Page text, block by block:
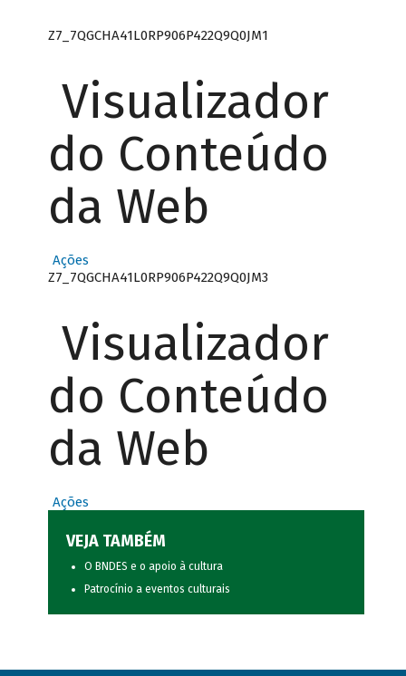
Z7_7QGCHA41L0RP906P422Q9Q0JM1
Visualizador
do Conteúdo
da Web
Ações
Z7_7QGCHA41L0RP906P422Q9Q0JM3
Visualizador
do Conteúdo
da Web
Ações
VEJA TAMBÉM
O BNDES e o apoio à cultura
Patrocínio a eventos culturais